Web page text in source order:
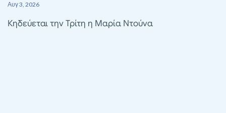
Αυγ 3, 2026
Κηδεύεται την Τρίτη η Μαρία Ντούνα